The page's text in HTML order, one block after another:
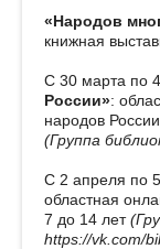
«Народов
книжная
С 30 марта по
России»:
народов
(Группа
С 2 апреля по
областная
7 до 14 лет
https://vk.com/